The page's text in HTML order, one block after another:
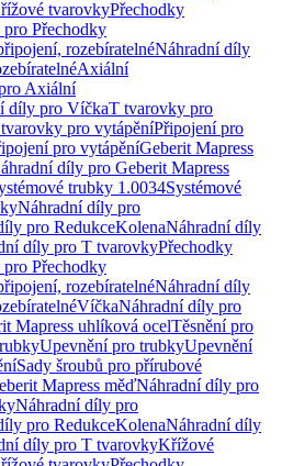
tvarovkyPřechodky
Přechodky
rozebíratelnéNáhradní díly
Axiální
Axiální
díly pro VíčkaT tvarovky pro
pro vytápěníPřipojení pro
pro vytápěníGeberit Mapress
díly pro Geberit Mapress
trubky 1.0034Systémové
Náhradní díly pro
pro RedukceKolenaNáhradní díly
díly pro T tvarovkyPřechodky
Přechodky
rozebíratelnéNáhradní díly
VíčkaNáhradní díly pro
Mapress uhlíková ocelTěsnění pro
Upevnění pro trubkyUpevnění
Sady šroubů pro přírubové
Mapress měďNáhradní díly pro
Náhradní díly pro
pro RedukceKolenaNáhradní díly
díly pro T tvarovkyKřížové